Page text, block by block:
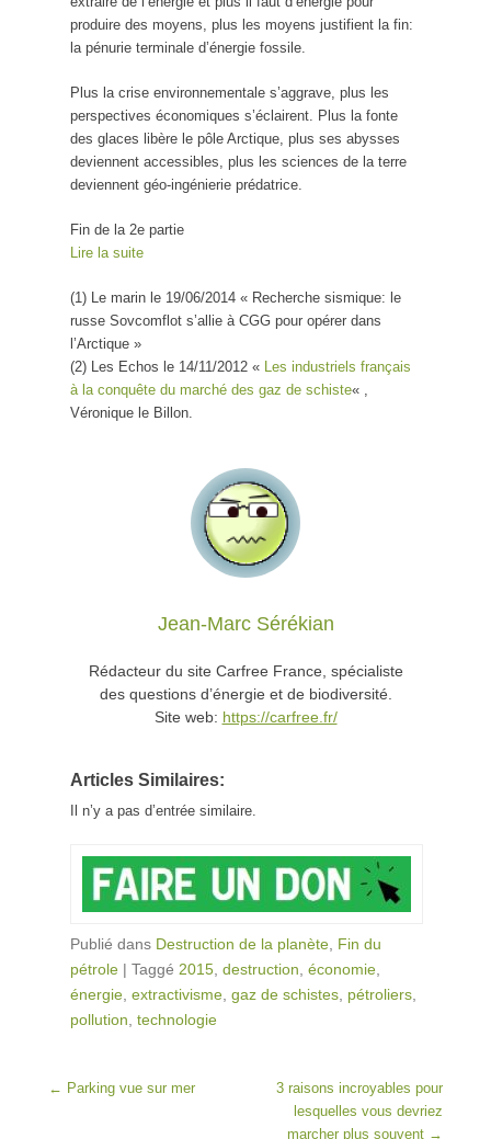
produire des moyens, plus les moyens justifient la fin:
la pénurie terminale d’énergie fossile.
Plus la crise environnementale s’aggrave, plus les
perspectives économiques s’éclairent. Plus la fonte
des glaces libère le pôle Arctique, plus ses abysses
deviennent accessibles, plus les sciences de la terre
deviennent géo-ingénierie prédatrice.
Fin de la 2e partie
Lire la suite
(1) Le marin le 19/06/2014 « Recherche sismique: le
russe Sovcomflot s’allie à CGG pour opérer dans
l’Arctique »
(2) Les Echos le 14/11/2012 «
Les industriels français
à la conquête du marché des gaz de schiste« ,
Véronique le Billon.
Jean-Marc Sérékian
Rédacteur du site Carfree France, spécialiste
des questions d’énergie et de biodiversité.
Site web: https://carfree.fr/
Articles Similaires:
Il n’y a pas d’entrée similaire.
Publié dans Destruction de la planète Fin du
pétrole | Taggé 2015 destruction économie
énergie extractivisme gaz de schistes pétroliers
pollution technologie
Post navigation
← Parking vue sur mer
3 raisons incroyables pour
lesquelles vous devriez
marcher plus souvent →